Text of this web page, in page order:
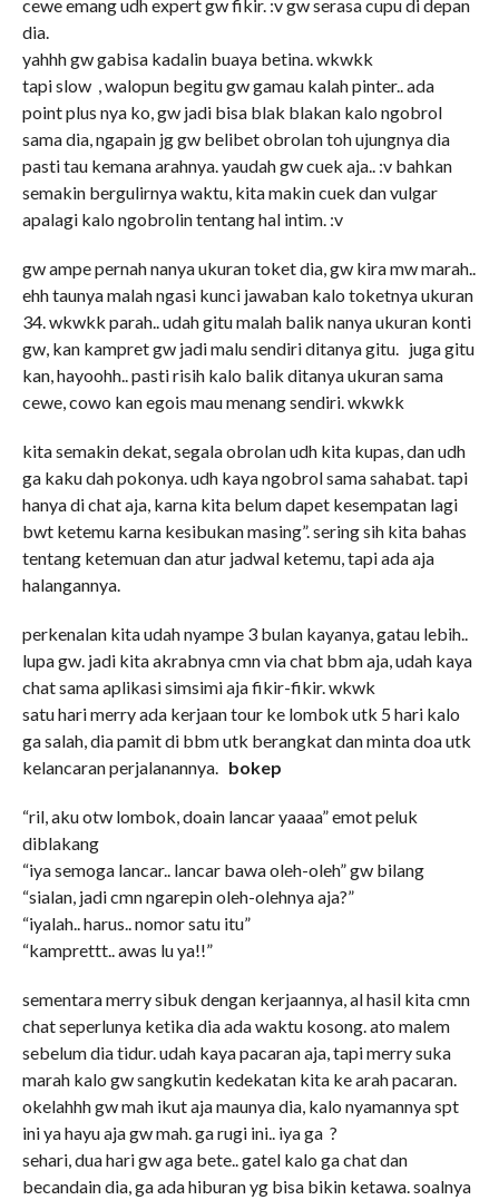
cewe emang udh expert gw fikir. :v gw serasa cupu di depan
dia.
yahhh gw gabisa kadalin buaya betina. wkwkk
tapi slow , walopun begitu gw gamau kalah pinter.. ada
point plus nya ko, gw jadi bisa blak blakan kalo ngobrol
sama dia, ngapain jg gw belibet obrolan toh ujungnya dia
pasti tau kemana arahnya. yaudah gw cuek aja.. :v bahkan
semakin bergulirnya waktu, kita makin cuek dan vulgar
apalagi kalo ngobrolin tentang hal intim. :v
gw ampe pernah nanya ukuran toket dia, gw kira mw marah..
ehh taunya malah ngasi kunci jawaban kalo toketnya ukuran
34. wkwkk parah.. udah gitu malah balik nanya ukuran konti
gw, kan kampret gw jadi malu sendiri ditanya gitu. juga gitu
kan, hayoohh.. pasti risih kalo balik ditanya ukuran sama
cewe, cowo kan egois mau menang sendiri. wkwkk
kita semakin dekat, segala obrolan udh kita kupas, dan udh
ga kaku dah pokonya. udh kaya ngobrol sama sahabat. tapi
hanya di chat aja, karna kita belum dapet kesempatan lagi
bwt ketemu karna kesibukan masing”. sering sih kita bahas
tentang ketemuan dan atur jadwal ketemu, tapi ada aja
halangannya.
perkenalan kita udah nyampe 3 bulan kayanya, gatau lebih..
lupa gw. jadi kita akrabnya cmn via chat bbm aja, udah kaya
chat sama aplikasi simsimi aja fikir-fikir. wkwk
satu hari merry ada kerjaan tour ke lombok utk 5 hari kalo
ga salah, dia pamit di bbm utk berangkat dan minta doa utk
kelancaran perjalanannya. bokep
“ril, aku otw lombok, doain lancar yaaaa” emot peluk
diblakang
“iya semoga lancar.. lancar bawa oleh-oleh” gw bilang
“sialan, jadi cmn ngarepin oleh-olehnya aja?”
“iyalah.. harus.. nomor satu itu”
“kamprettt.. awas lu ya!!”
sementara merry sibuk dengan kerjaannya, al hasil kita cmn
chat seperlunya ketika dia ada waktu kosong. ato malem
sebelum dia tidur. udah kaya pacaran aja, tapi merry suka
marah kalo gw sangkutin kedekatan kita ke arah pacaran.
okelahhh gw mah ikut aja maunya dia, kalo nyamannya spt
ini ya hayu aja gw mah. ga rugi ini.. iya ga ?
sehari, dua hari gw aga bete.. gatel kalo ga chat dan
becandain dia, ga ada hiburan yg bisa bikin ketawa. soalnya